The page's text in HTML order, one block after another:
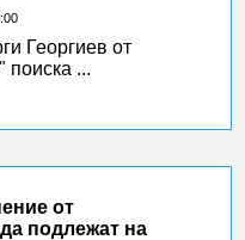
Георгиев от
поиска ...
от
подлежат на